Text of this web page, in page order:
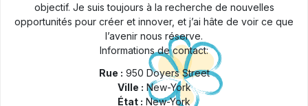
objectif. Je suis toujours à la recherche de nouvelles
opportunités pour créer et innover, et j’ai hâte de voir ce que
l’avenir nous réserve.
Informations de contact:
Rue : 950 Doyers Street
Ville : New-York
État : New-York